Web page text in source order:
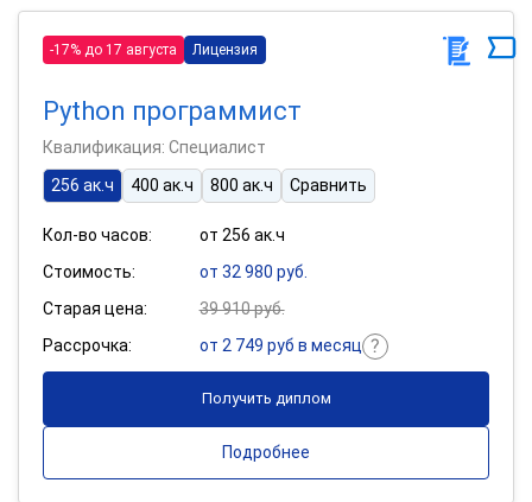
-17% до 17 августа Лицензия
Python программист
Квалификация: Специалист
256 ак.ч
400 ак.ч 800 ак.ч Сравнить
Кол-во часов:
от 256 ак.ч
Стоимость:
от 32 980 руб.
Старая цена:
39 910 руб.
Рассрочка:
от 2 749 руб в месяц
Получить диплом
Подробнее